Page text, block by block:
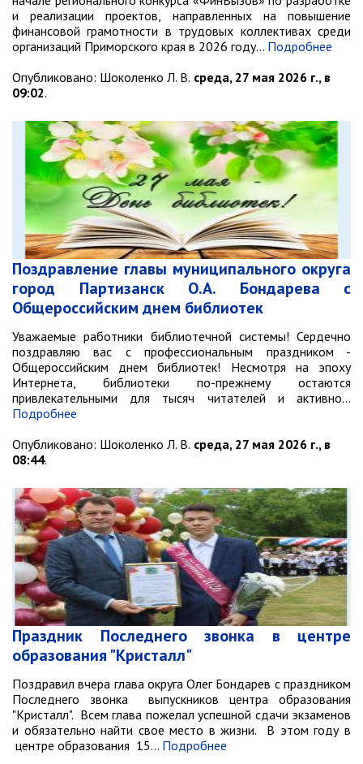
Информация о проверках в рамках
муниципального контроля
Муниципальный контроль
Муниципальный жилищный
Муниципальный контроль на
автомобильном транспорте,
городском наземном
электрическом транспорте и в
дорожном хозяйстве
Муниципальный лесной контроль
Муниципальный земельный
контроль
Муниципальный контроль в сфере
благоустройства
Муниципальный контроль за
исполнением единой
теплоснабжающей организацией
обязательств по строительству,
реконструкции и (или)
модернизации объектов
теплоснабжения
Перечни информационных систем
Антитеррористическая деятельность
Независимая антикоррупционная
экспертиза
Приёмная
РАБОТА С ОБЩЕСТВЕННОСТЬЮ
Общественная приемная
Информационные встречи
Пресс-конференции
Общественная палата
Некоммерческие организации
Редакция газеты «Вести»
и реализации проектов, направленных на повышение
финансовой грамотности в трудовых коллективах среди
организаций Приморского края в 2026 году… Подробнее
Опубликовано: Шоколенко Л. В. среда, 27 мая 2026 г., в
09:02.
Поздравление главы муниципального округа
город Партизанск О.А. Бондарева с
Общероссийским днем библиотек
Уважаемые работники библиотечной системы! Сердечно
поздравляю вас с профессиональным праздником -
Общероссийским днем библиотек! Несмотря на эпоху
Интернета, библиотеки по-прежнему остаются
привлекательными для тысяч читателей и активно…
Подробнее
Опубликовано: Шоколенко Л. В. среда, 27 мая 2026 г., в
08:44.
Праздник Последнего звонка в центре
образования "Кристалл"
Поздравил вчера глава округа Олег Бондарев с праздником
Последнего звонка выпускников центра образования
"Кристалл". Всем глава пожелал успешной сдачи экзаменов
и обязательно найти свое место в жизни. В этом году в
центре образования 15… Подробнее